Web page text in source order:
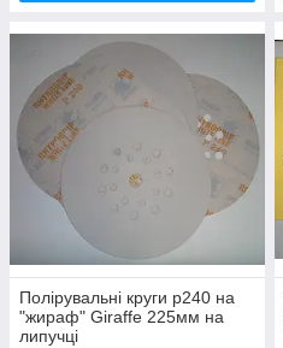
Полірувальні круги р240 на
"жираф" Giraffe 225мм на
липучці